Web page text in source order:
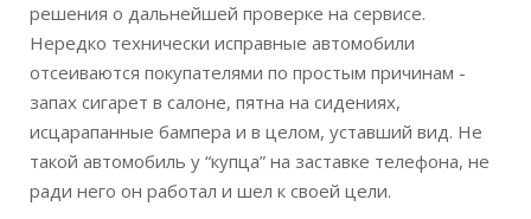
решения о дальнейшей проверке на сервисе.
Нередко технически исправные автомобили
отсеиваются покупателями по простым причинам -
запах сигарет в салоне, пятна на сидениях,
исцарапанные бампера и в целом, уставший вид. Не
такой автомобиль у “купца” на заставке телефона, не
ради него он работал и шел к своей цели.